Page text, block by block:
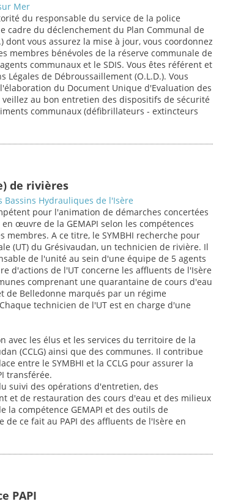
Mer
du responsable du service de la police
cadre du déclenchement du Plan Communal de
dont vous assurez la mise à jour, vous coordonnez
membres bénévoles de la réserve communale de
communaux et le SDIS. Vous êtes référent et
de Débroussaillement (O.L.D.). Vous
du Document Unique d'Evaluation des
veillez au bon entretien des dispositifs de sécurité
communaux (défibrillateurs - extincteurs
de rivières
Bassins Hydrauliques de l'Isère
pour l'animation de démarches concertées
œuvre de la GEMAPI selon les compétences
membres. A ce titre, le SYMBHI recherche pour
(UT) du Grésivaudan, un technicien de rivière. Il
de l'unité au sein d'une équipe de 5 agents
d'actions de l'UT concerne les affluents de l'Isère
comprenant une quarantaine de cours d'eau
de Belledonne marqués par un régime
technicien de l'UT est en charge d'une
avec les élus et les services du territoire de la
(CCLG) ainsi que des communes. Il contribue
entre le SYMBHI et la CCLG pour assurer la
transférée.
suivi des opérations d'entretien, des
et de restauration des cours d'eau et des milieux
compétence GEMAPI et des outils de
ce fait au PAPI des affluents de l'Isère en
PAPI